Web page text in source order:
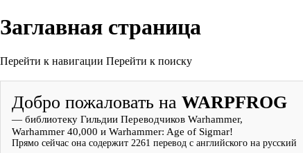
Заглавная страница
Перейти к навигации Перейти к поиску
Добро пожаловать наWARPFROG
— библиотеку Гильдии Переводчиков Warhammer,
Warhammer 40,000 и Warhammer: Age of Sigmar!
Прямо сейчас она содержит2261 перевод с английского на русский